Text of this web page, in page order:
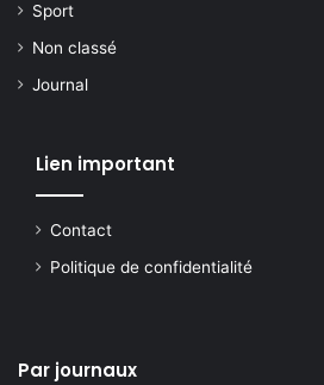
Sport
Non classé
Journal
Lien important
Contact
Politique de confidentialité
Par journaux